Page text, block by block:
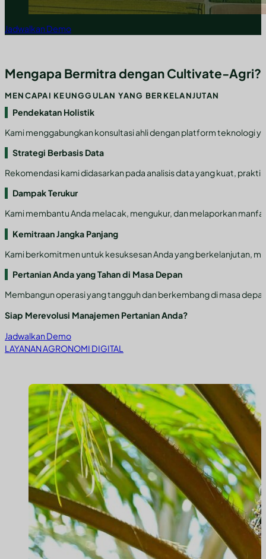
Jadwalkan Demo
Mengapa Bermitra dengan Cultivate-Agri?
MENCAPAI KEUNGGULAN YANG BERKELANJUTAN
Pendekatan Holistik
Kami menggabungkan konsultasi ahli dengan platform teknologi
Strategi Berbasis Data
Rekomendasi kami didasarkan pada analisis data yang kuat,
Dampak Terukur
Kami membantu Anda melacak, mengukur, dan melaporkan
Kemitraan Jangka Panjang
Kami berkomitmen untuk kesuksesan Anda yang berkelanjutan,
Pertanian Anda yang Tahan di Masa Depan
Membangun operasi yang tangguh dan berkembang di masa
Siap Merevolusi Manajemen Pertanian Anda?
Jadwalkan Demo
LAYANAN AGRONOMI DIGITAL